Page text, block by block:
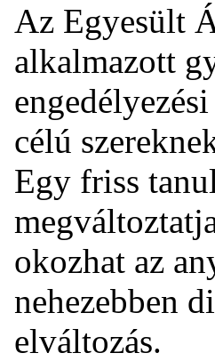
Az Egyesült
alkalmazott
célú
Egy friss
okozhat az
nehezebben
elváltozás.